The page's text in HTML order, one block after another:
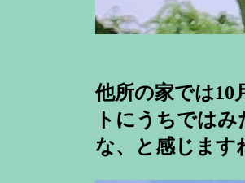
他所の家では10
トにうちでは
な、と感じます